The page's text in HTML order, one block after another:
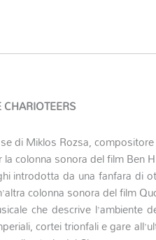
di Miklos Rozsa,
colonna sonora del film Ben
introdotta da una fanfara di
colonna sonora del film
che descrive l’ambiente
cortei trionfali e gare